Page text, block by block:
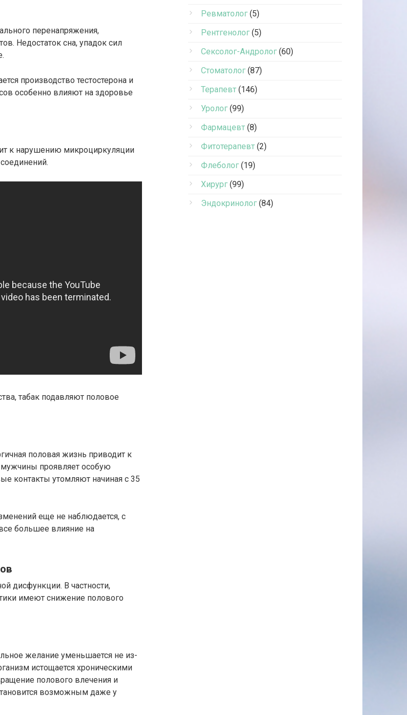
перенапряжения,
Недостаток сна, упадок сил
производство тестостерона и
особенно влияют на здоровье
к нарушению микроциркуляции
табак подавляют половое
половая жизнь приводит к
проявляет особую
контакты утомляют начиная с 35
еще не наблюдается, с
большее влияние на
дисфункции. В частности,
имеют снижение полового
желание уменьшается не из-
истощается хроническими
полового влечения и
возможным даже у
Ревматолог (5)
Рентгенолог (5)
Сексолог-Андролог (60)
Стоматолог (87)
Терапевт (146)
Уролог (99)
Фармацевт (8)
Фитотерапевт (2)
Флеболог (19)
Хирург (99)
Эндокринолог (84)